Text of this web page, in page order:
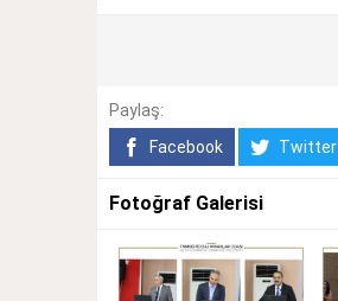
Paylaş:
Facebook
Twitter
Fotoğraf Galerisi